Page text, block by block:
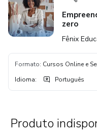
zero
Fênix
Formato: Cursos Online e
Idioma: Português
Produto